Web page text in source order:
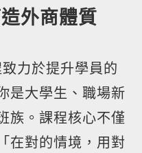
外商體質
力於提升學員的
是大學生、職場新
族。課程核心不僅
在對的情境，用對